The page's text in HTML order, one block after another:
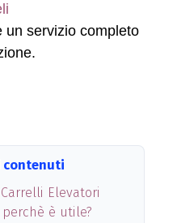
un servizio completo
contenuti
Elevatori
è utile?